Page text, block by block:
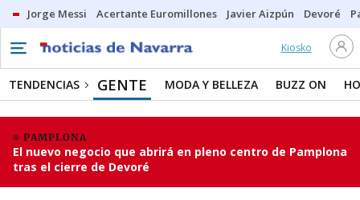
Jorge Messi Acertante Euromillones Javier Aizpún Devoré
Kiosko
TENDENCIAS GENTE MODA Y BELLEZA BUZZ ON
PAMPLONA
El nuevo negocio que abrirá en pleno centro de Pamplona
tras el cierre de Devoré